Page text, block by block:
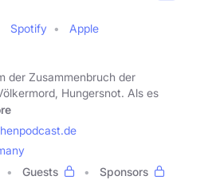
Spotify
Apple
der Zusammenbruch der
Hungersnot. Als es
Guests
Sponsors